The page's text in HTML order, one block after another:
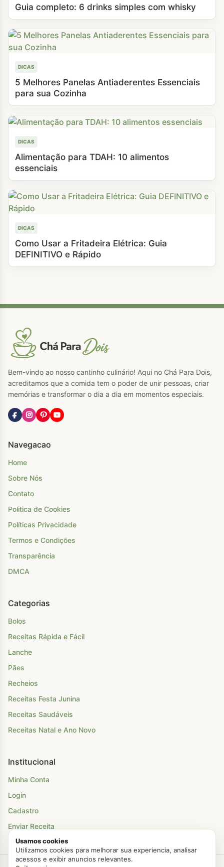
Guia completo: 6 drinks simples com whisky
DICAS
5 Melhores Panelas Antiaderentes Essenciais
para sua Cozinha
DICAS
Alimentação para TDAH: 10 alimentos
essenciais
DICAS
Como Usar a Fritadeira Elétrica: Guia
DEFINITIVO e Rápido
Bem-vindo ao nosso cantinho culinário! Aqui no Chá Para Dois,
acreditamos que a comida tem o poder de unir pessoas, criar
memórias e transformar o dia a dia em momentos especiais.
Navegacao
Home
Sobre Nós
Contato
Politica de Cookies
Políticas Privacidade
Termos e Condições
Transparência
DMCA
Categorias
Bolos
Receitas Rápida e Fácil
Lanche
Pães
Recheios
Receitas Festa Junina
Receitas Saudáveis
Receitas Natal e Ano Novo
Institucional
Minha Conta
Login
Cadastro
Enviar Receita
Usamos cookies
Utilizamos cookies para melhorar sua experiencia, analisar
acessos e exibir anuncios relevantes.